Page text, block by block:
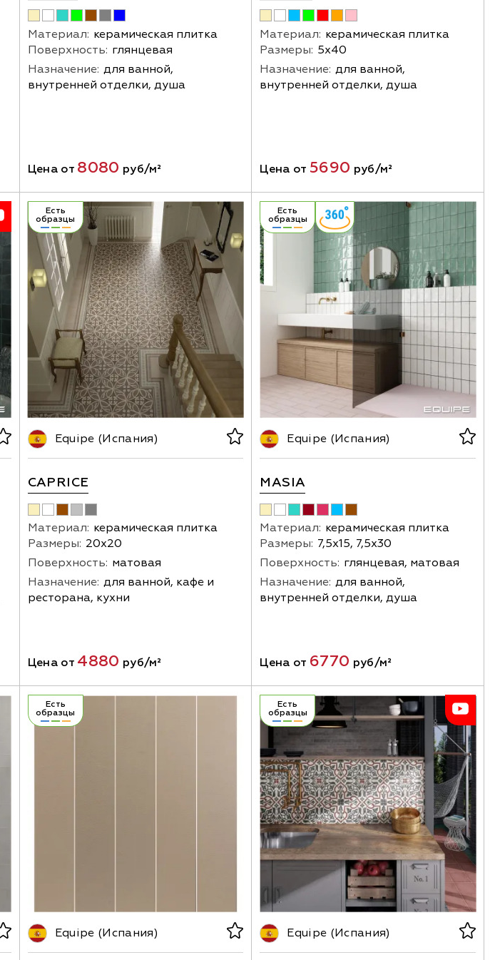
Материал: керамическая плитка
Поверхность: глянцевая
Назначение: для ванной,
внутренней отделки, душа
Цена от 8080 руб/м²
Материал: керамическая плитка
Размеры: 5х40
Назначение: для ванной,
внутренней отделки, душа
Цена от 5690 руб/м²
Есть
образцы
Equipe (Испания)
CAPRICE
Материал: керамическая плитка
Размеры: 20х20
Поверхность: матовая
Назначение: для ванной, кафе и
ресторана, кухни
Цена от 4880 руб/м²
Есть
образцы
Equipe (Испания)
MASIA
Материал: керамическая плитка
Размеры: 7,5х15, 7,5х30
Поверхность: глянцевая, матовая
Назначение: для ванной,
внутренней отделки, душа
Цена от 6770 руб/м²
Есть
образцы
Equipe (Испания)
Есть
образцы
Equipe (Испания)